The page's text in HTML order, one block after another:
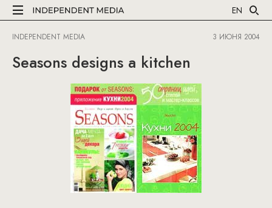
EN
INDEPENDENT MEDIA 3 ИЮНЯ 2004
Seasons designs a kitchen